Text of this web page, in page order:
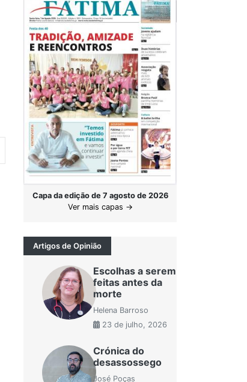
Capa da edição de 7 agosto de 2026
Ver mais capas →
Artigos de Opinião
Escolhas a serem
feitas antes da
morte
Helena Barroso
23 de julho, 2026
Crónica do
desassossego
José Poças